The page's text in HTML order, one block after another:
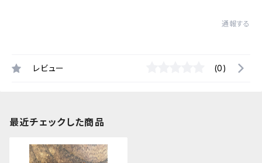
通報する
レビュー (0)
最近チェックした商品